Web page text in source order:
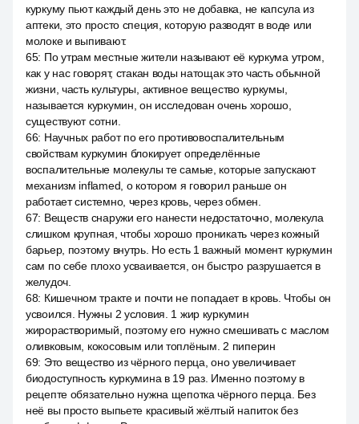
куркуму пьют каждый день это не добавка, не капсула из
аптеки, это просто специя, которую разводят в воде или
молоке и выпивают.
65: По утрам местные жители называют её куркума утром,
как у нас говорят, стакан воды натощак это часть обычной
жизни, часть культуры, активное вещество куркумы,
называется куркумин, он исследован очень хорошо,
существуют сотни.
66: Научных работ по его противовоспалительным
свойствам куркумин блокирует определённые
воспалительные молекулы те самые, которые запускают
механизм inflamed, о котором я говорил раньше он
работает системно, через кровь, через обмен.
67: Веществ снаружи его нанести недостаточно, молекула
слишком крупная, чтобы хорошо проникать через кожный
барьер, поэтому внутрь. Но есть 1 важный момент куркумин
сам по себе плохо усваивается, он быстро разрушается в
желудоч.
68: Кишечном тракте и почти не попадает в кровь. Чтобы он
усвоился. Нужны 2 условия. 1 жир куркумин
жирорастворимый, поэтому его нужно смешивать с маслом
оливковым, кокосовым или топлёным. 2 пиперин
69: Это вещество из чёрного перца, оно увеличивает
биодоступность куркумина в 19 раз. Именно поэтому в
рецепте обязательно нужна щепотка чёрного перца. Без
неё вы просто выпьете красивый жёлтый напиток без